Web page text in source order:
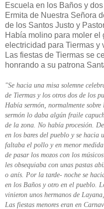
Escuela en los Baños y
Ermita de Nuestra Señora
de los Santos Justo y
Había molino para moler el
electricidad para Tiermas y
Las fiestas de Tiermas se
honrando a su patrona
"Se hacia una misa solemne
de Tiermas y los otros dos de los
Había sermón, normalmente
sermón lo daba algún fraile
de la zona. No había procesión.
en los bares del pueblo y se hacia
faltaba el pollo y en menor
de pasar los mozos con los
les obsequiaba con unas pastas
o anís. Por la tarde- noche se
en los Baños y otro en el pueblo.
vinieron unos hermanos de
Las fiestas menores eran en